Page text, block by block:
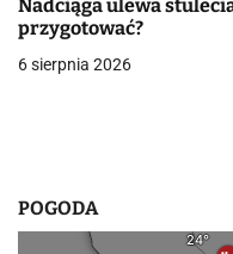
s
u
Nadciąga ulewa
przygotować?
6 sierpnia 2026
POGODA